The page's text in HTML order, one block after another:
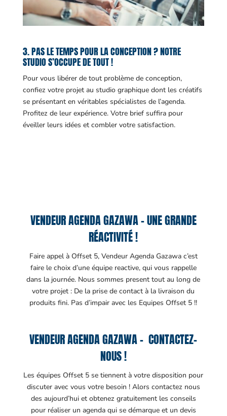
3. PAS LE TEMPS POUR LA CONCEPTION ? NOTRE
STUDIO S’OCCUPE DE TOUT !
Pour vous libérer de tout problème de conception,
confiez votre projet au studio graphique dont les créatifs
se présentant en véritables spécialistes de l’agenda.
Profitez de leur expérience. Votre brief suffira pour
éveiller leurs idées et combler votre satisfaction.
VENDEUR AGENDA GAZAWA – UNE GRANDE
RÉACTIVITÉ !
Faire appel à Offset 5, Vendeur Agenda Gazawa c’est
faire le choix d’une équipe reactive, qui vous rappelle
dans la journée. Nous sommes present tout au long de
votre projet : De la prise de contact à la livraison du
produits fini. Pas d’impair avec les Equipes Offset 5 !!
VENDEUR AGENDA GAZAWA – CONTACTEZ-
NOUS !
Les équipes Offset 5 se tiennent à votre disposition pour
discuter avec vous votre besoin ! Alors contactez nous
des aujourd’hui et obtenez gratuitement les conseils
pour réaliser un agenda qui se démarque et un devis